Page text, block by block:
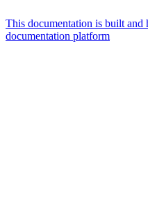
This documentation is built
documentation platform